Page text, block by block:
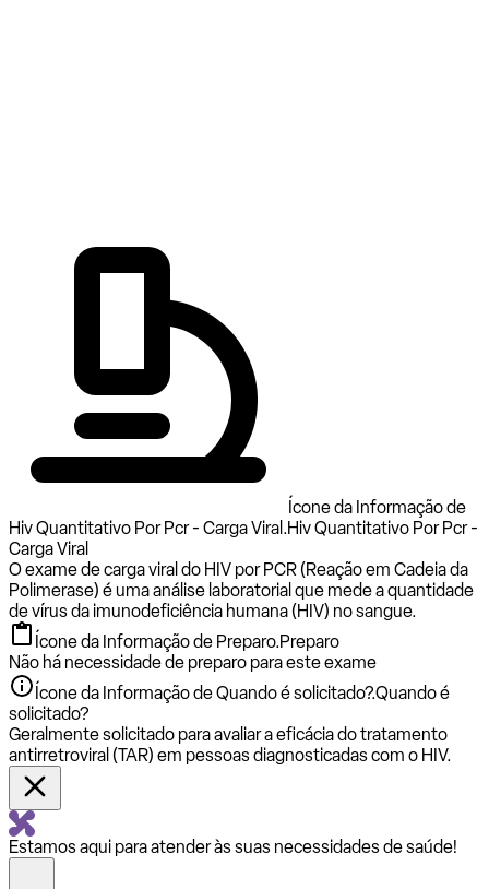
Ícone da Informação de
Hiv Quantitativo Por Pcr - Carga Viral.Hiv Quantitativo Por Pcr -
Carga Viral
O exame de carga viral do HIV por PCR (Reação em Cadeia da
Polimerase) é uma análise laboratorial que mede a quantidade
de vírus da imunodeficiência humana (HIV) no sangue.
Ícone da Informação de Preparo.Preparo
Não há necessidade de preparo para este exame
Ícone da Informação de Quando é solicitado?.Quando é
solicitado?
Geralmente solicitado para avaliar a eficácia do tratamento
antirretroviral (TAR) em pessoas diagnosticadas com o HIV.
Estamos aqui para atender às suas necessidades de saúde!